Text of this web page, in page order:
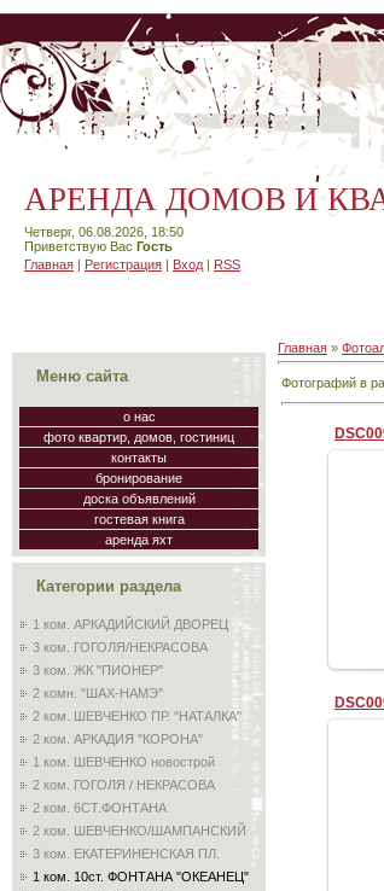
АРЕНДА ДОМОВ И
Четверг, 06.08.2026, 18:50
Приветствую Вас Гость
Главная | Регистрация | Вход | RSS
Меню сайта
о нас
фото квартир, домов, гостиниц
контакты
бронирование
доска объявлений
гостевая книга
аренда яхт
Категории раздела
1 ком. АРКАДИЙСКИЙ ДВОРЕЦ
3 ком. ГОГОЛЯ/НЕКРАСОВА
3 ком. ЖК "ПИОНЕР"
2 комн. "ШАХ-НАМЭ"
2 ком. ШЕВЧЕНКО ПР. "НАТАЛКА"
2 ком. АРКАДИЯ "КОРОНА"
1 ком. ШЕВЧЕНКО новострой
2 ком. ГОГОЛЯ / НЕКРАСОВА
2 ком. 6СТ.ФОНТАНА
2 ком. ШЕВЧЕНКО/ШАМПАНСКИЙ
3 ком. ЕКАТЕРИНЕНСКАЯ ПЛ.
1 ком. 10ст. ФОНТАНА "ОКЕАНЕЦ"
Главная »
Фотографий в